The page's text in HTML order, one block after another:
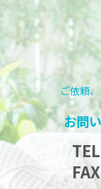
ご依頼
お問
TEL
FAX